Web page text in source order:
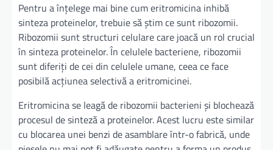
Pentru a înțelege mai bine cum eritromicina inhibă
sinteza proteinelor, trebuie să știm ce sunt ribozomii.
Ribozomii sunt structuri celulare care joacă un rol crucial
în sinteza proteinelor. În celulele bacteriene, ribozomii
sunt diferiți de cei din celulele umane, ceea ce face
posibilă acțiunea selectivă a eritromicinei.
Eritromicina se leagă de ribozomii bacterieni și blochează
procesul de sinteză a proteinelor. Acest lucru este similar
cu blocarea unei benzi de asamblare într-o fabrică, unde